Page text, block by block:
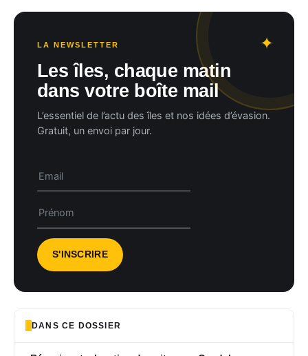
LA NEWSLETTER
Les îles, chaque matin
dans votre boîte mail
L’essentiel de l’actu des îles et nos idées d’évasion.
Gratuit, un envoi par jour.
DANS CE DOSSIER